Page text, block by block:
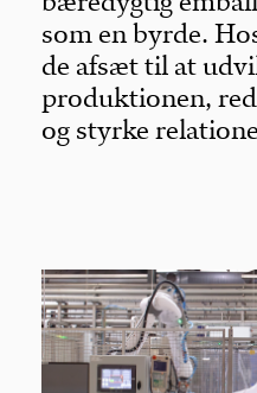
som en byrde.
de afsæt til at
produktionen,
og styrke